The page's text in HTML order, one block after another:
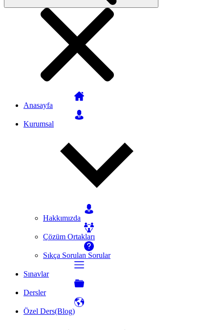
Anasayfa
Kurumsal
Hakkımızda
Çözüm Ortakları
Sıkça Sorulan Sorular
Sınavlar
Dersler
Özel Ders(Blog)